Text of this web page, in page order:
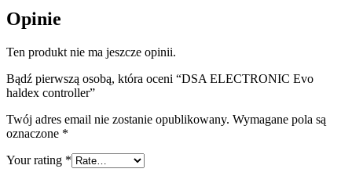
Opinie
Ten produkt nie ma jeszcze opinii.
Bądź pierwszą osobą, która oceni “DSA ELECTRONIC Evo
haldex controller”
Twój adres email nie zostanie opublikowany. Wymagane pola są
oznaczone *
Your rating *